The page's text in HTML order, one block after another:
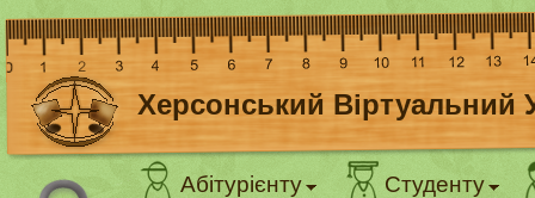
Херсонський Віртуальний
Абітурієнту Студенту